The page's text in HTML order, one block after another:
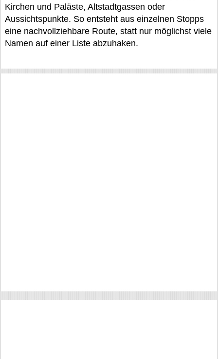
Kirchen und Paläste, Altstadtgassen oder
Aussichtspunkte. So entsteht aus einzelnen Stopps
eine nachvollziehbare Route, statt nur möglichst viele
Namen auf einer Liste abzuhaken.